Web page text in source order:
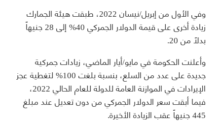
وفي الأول من إبريل/نيسان 2022، طبقت هيئة الجمارك
زيادة أخرى على قيمة الدولار الجمركي 40% إلى 28 جنيهاً
بدلاً من 20.
وأعلنت الحكومة في مايو/أيار الماضي، زيادات جمركية
جديدة على عدد من السلع، بنسبة بلغت 100% لتغطية عجز
الإيرادات في الموازنة العامة للدولة للعام الحالي 2022،
فيما أبقت سعر الدولار الجمركي من دون تعديل عند مبلغ
445 جنيهاً عقب الزيادة الأخيرة.